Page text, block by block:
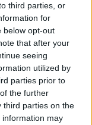
third parties, or
for
below opt-out
that after your
seeing
utilized by
parties prior to
the further
third parties on the
information may
#rákbetegség